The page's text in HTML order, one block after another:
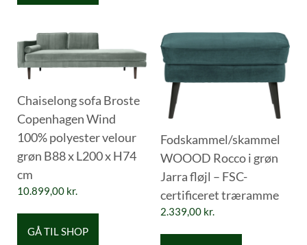
Chaiselong sofa Broste
Copenhagen Wind
100% polyester velour
grøn B88 x L200 x H74
cm
10.899,00 kr.
GÅ TIL SHOP
Fodskammel/skammel
WOOOD Rocco i grøn
Jarra fløjl – FSC-
certificeret træramme
2.339,00 kr.